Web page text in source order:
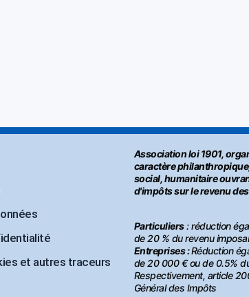
et autres traceurs
Association loi 1901,
caractère
social, humanitaire
d'impôts sur le revenu
Particuliers: réduction
de 20 % du revenu
Entreprises :Réduction
de 20 000 € ou de 0.5%
Respectivement, article
Général des Impôts